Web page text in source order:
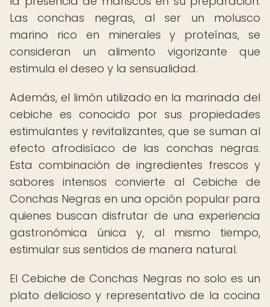
Las conchas negras, al ser un molusco
marino rico en minerales y proteínas, se
consideran un alimento vigorizante que
estimula el deseo y la sensualidad.
Además, el limón utilizado en la marinada del
cebiche es conocido por sus propiedades
estimulantes y revitalizantes, que se suman al
efecto afrodisíaco de las conchas negras.
Esta combinación de ingredientes frescos y
sabores intensos convierte al Cebiche de
Conchas Negras en una opción popular para
quienes buscan disfrutar de una experiencia
gastronómica única y, al mismo tiempo,
estimular sus sentidos de manera natural.
El Cebiche de Conchas Negras no solo es un
plato delicioso y representativo de la cocina